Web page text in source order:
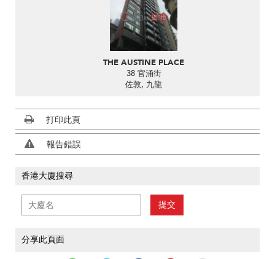
THE AUSTINE PLACE
38 官涌街
佐敦, 九龍
打印此頁
報告錯誤
香港大廈搜尋
提交
分享此頁面